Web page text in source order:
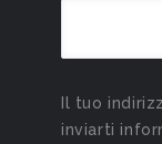
Il tuo
inviarti